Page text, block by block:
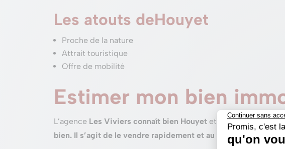
Les atouts deHouyet
Proche de la nature
Attrait touristique
Offre de mobilité
Estimer mon bien
L’agence Les Viviers connaît bien Houyet et le marché
bien. Il s’agit de le vendre rapidement et au meilleur prix.